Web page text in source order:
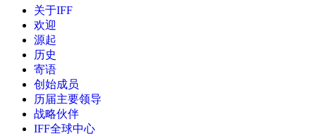
关于IFF
欢迎
源起
历史
寄语
创始成员
历届主要领导
战略伙伴
IFF全球中心